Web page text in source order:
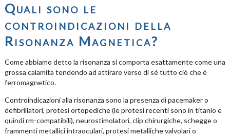
Quali sono le
controindicazioni della
Risonanza Magnetica?
Come abbiamo detto la risonanza si comporta esattamente come una
grossa calamita tendendo ad attirare verso di sé tutto ciò che è
ferromagnetico.
Controindicazioni alla risonanza sono la presenza di pacemaker o
defibrillatori, protesi ortopediche (le protesi recenti sono in titanio e
quindi rm-compatibili), neurostimolatori, clip chirurgiche, schegge o
frammenti metallici intraoculari, protesi metalliche valvolari o